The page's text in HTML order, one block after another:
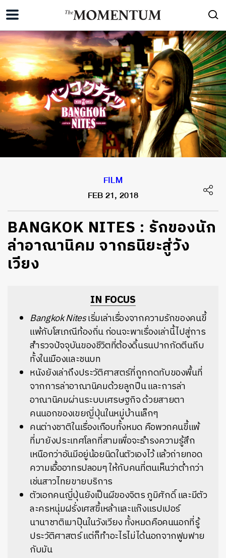
FILM
FEB 21, 2018
BANGKOK NITES : รักของนัก
ล่าอาณานิคม จากธนิยะสู่วัง
เวียง
IN FOCUS
Bangkok Nitesเริ่มเล่าเรื่องจากความรักของคนขี้
แพ้กับโสเภณีท้องถิ่น ก่อนจะพาเรื่องเล่านี้ไปสู่การ
สำรวจปัจจุบันของชีวิตที่ต้องดิ้นรนปากกัดตีนถีบ
ทั้งในเมืองและชนบท
หนังยังเล่าถึงประวัติศาสตร์ที่ถูกกดทับของพื้นที่
จากการล่าอาณานิคมด้วยลูกปืน และการล่า
อาณานิคมผ่านระบบเศรษฐกิจ ด้วยสายตา
คนนอกของเขยญี่ปุ่นในหมู่บ้านเล็กๆ
คนต่างชาติในเรื่องเกือบทั้งหมด คือพวกคนขี้แพ้
ที่มายังประเทศโลกที่สามเพื่อจะธำรงความรู้สึก
เหนือกว่าอันมีอยู่น้อยนิดในตัวเองไว้ แล้วถ่ายทอด
ความเอื้ออาทรปลอมๆ ให้กับคนที่ตนเห็นว่าต่ำกว่า
เช่นสาวไทยขายบริการ
ตัวเอกคนญี่ปุ่นยังเป็นผีของจิตร ภูมิศักดิ์ และมีตัว
ละครหนุ่มฝรั่งเศสขี้เหล้าและแก๊งแรปเปอร์
นานาชาติเมาปุ๊นในวังเวียง ทั้งหมดคือคนนอกที่รู้
ประวัติศาสตร์ แต่ก็ทำอะไรไม่ได้นอกจากฟูมฟาย
กับมัน